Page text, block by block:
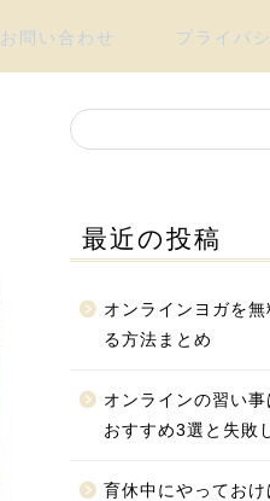
お問い合わせ プライバ
最近の投稿
オンラインヨガを
る方法まとめ
オンラインの習い
おすすめ3選と失敗
育休中にやってお